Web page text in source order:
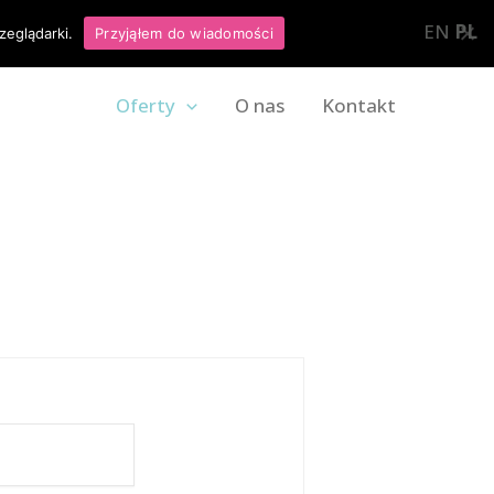
Oferty O nas Kontakt
EN PL
Przyjąłem do wiadomości